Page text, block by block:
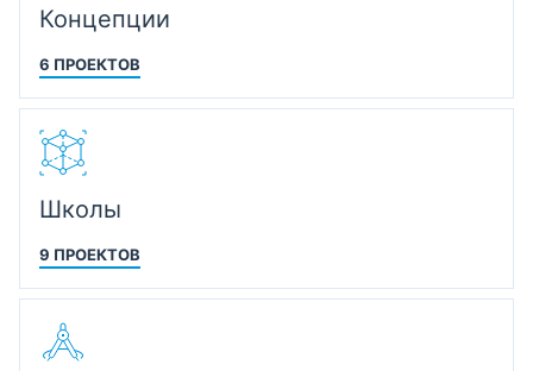
Концепции
6 ПРОЕКТОВ
Школы
9 ПРОЕКТОВ